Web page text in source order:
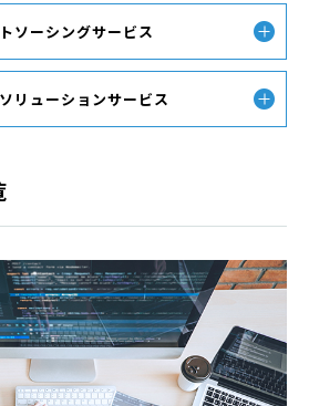
ソーシングサービス
リューションサービス